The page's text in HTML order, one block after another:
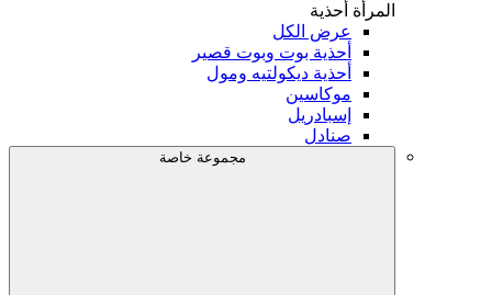
المرأة أحذية
عرض الكل
أحذية بوت وبوت قصير
أحذية ديكولتيه ومول
موكاسين
إسبادريل
صنادل
مجموعة خاصة